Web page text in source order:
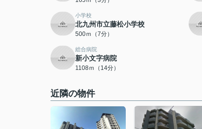
小学校
北九州市立藤松小学校
500ｍ（7分）
総合病院
新小文字病院
1108ｍ（14分）
近隣の物件